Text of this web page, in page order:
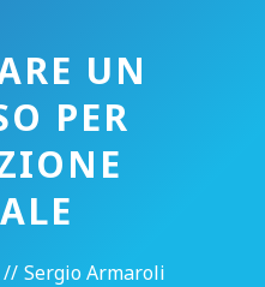
UN
PER
// Sergio Armaroli